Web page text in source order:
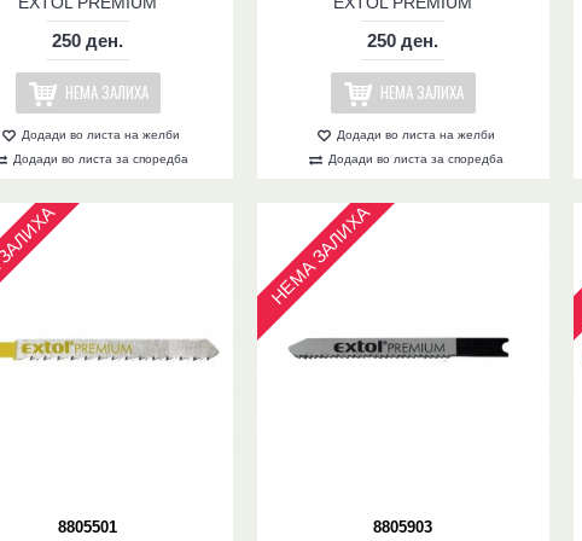
250 ден.
НЕМА ЗАЛИХА
Додади во листа на желби
Додади во листа за споредба
250 ден.
НЕМА ЗАЛИХА
Додади во листа на желби
Додади во листа за споредба
8805501 8805903
НЕМА ЗАЛИХА